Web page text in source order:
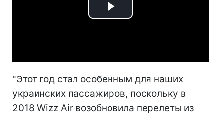
Play
"Этот год стал особенным для наших
украинских пассажиров, поскольку в
2018 Wizz Air возобновила перелеты из